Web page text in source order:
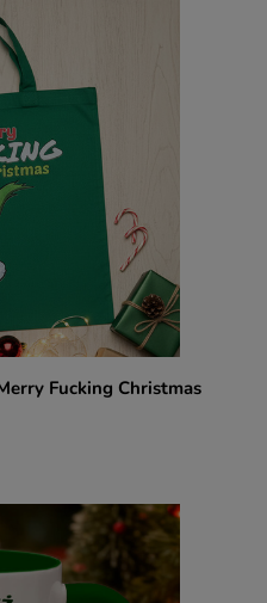
Fucking Christmas